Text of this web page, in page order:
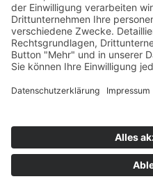
© 2026 Hans